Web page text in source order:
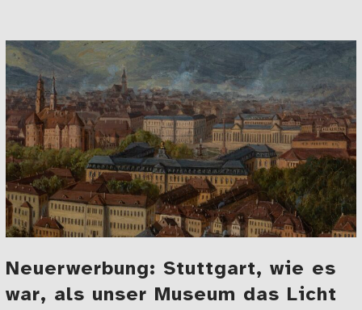
Neuerwerbung: Stuttgart, wie es
war, als unser Museum das Licht